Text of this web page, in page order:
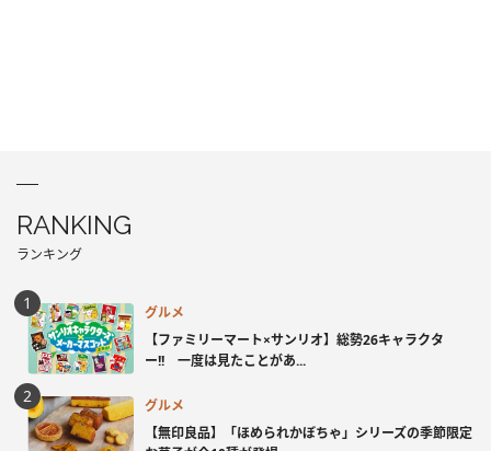
RANKING
ランキング
グルメ
【ファミリーマート×サンリオ】総勢26キャラクタ
ー!! 一度は見たことがあ...
グルメ
【無印良品】「ほめられかぼちゃ」シリーズの季節限定